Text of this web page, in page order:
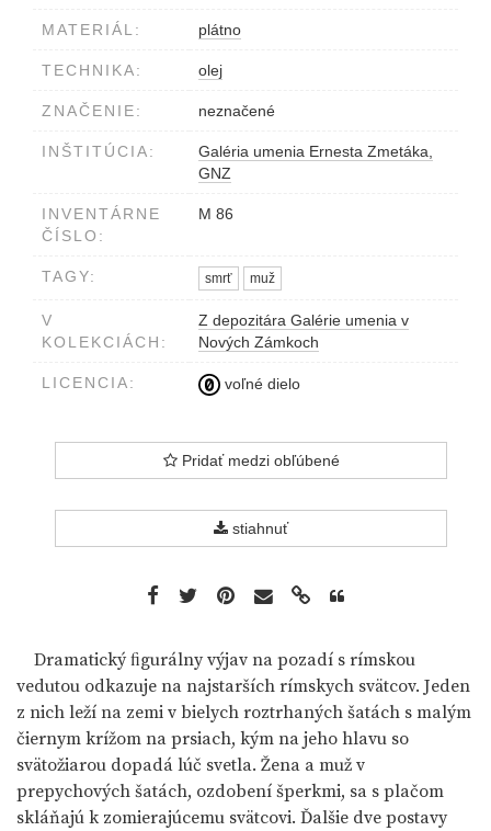
MATERIÁL: plátno
TECHNIKA: olej
ZNAČENIE: neznačené
INŠTITÚCIA:
Galéria umenia Ernesta Zmetáka,
GNZ
INVENTÁRNE
ČÍSLO:
M 86
TAGY: smrť muž
V
KOLEKCIÁCH:
Z depozitára Galérie umenia v
Nových Zámkoch
LICENCIA: voľné dielo
Pridať medzi obľúbené
stiahnuť
Dramatický ﬁgurálny výjav na pozadí s rímskou
vedutou odkazuje na najstarších rímskych svätcov. Jeden
z nich leží na zemi v bielych roztrhaných šatách s malým
čiernym krížom na prsiach, kým na jeho hlavu so
svätožiarou dopadá lúč svetla. Žena a muž v
prepychových šatách, ozdobení šperkmi, sa s plačom
skláňajú k zomierajúcemu svätcovi. Ďalšie dve postavy